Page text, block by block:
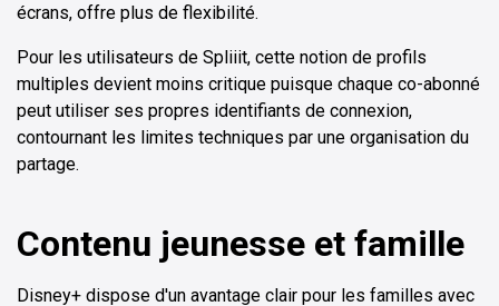
écrans, offre plus de flexibilité.
Pour les utilisateurs de Spliiit, cette notion de profils
multiples devient moins critique puisque chaque co-abonné
peut utiliser ses propres identifiants de connexion,
contournant les limites techniques par une organisation du
partage.
Contenu jeunesse et famille
Disney+ dispose d'un avantage clair pour les familles avec